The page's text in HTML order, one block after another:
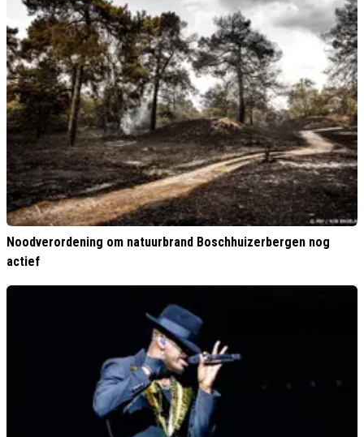
Noodverordening om natuurbrand Boschhuizerbergen nog
actief